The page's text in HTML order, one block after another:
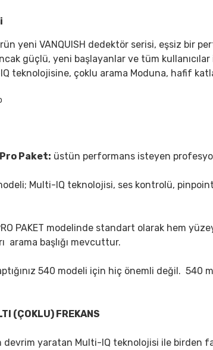
yeni VANQUISH dedektör serisi, eşsiz bir
güçlü, yeni başlayanlar ve tüm
IQ teknolojisine, çoklu arama Moduna, hafif
Paket: üstün performans isteyen
Multi-IQ teknolojisi, ses kontrolü,
PAKET modelinde standart olarak hem
arama başlığı mevcuttur.
540 modeli için hiç önemli değil. 540
(ÇOKLU) FREKANS
devrim yaratan Multi-IQ teknolojisi ile birden